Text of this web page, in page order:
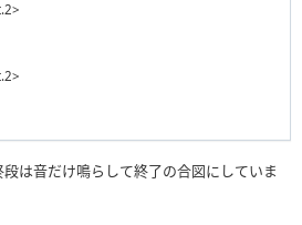
は音だけ鳴らして終了の合図にしていま